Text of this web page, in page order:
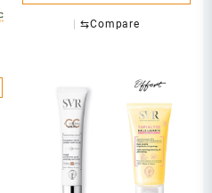
⇆Compare